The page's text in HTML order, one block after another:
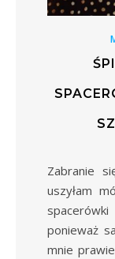
Zabranie się do opisu tego, w jaki sposób
uszyłam
ponieważ
mnie